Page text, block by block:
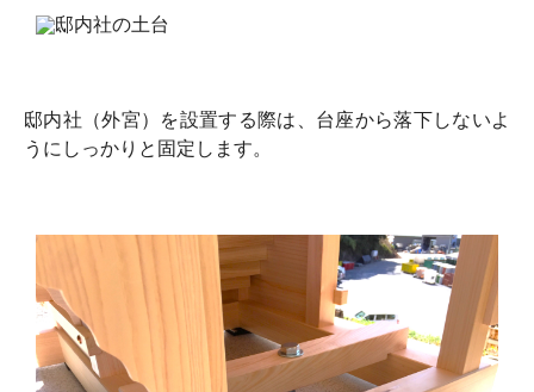
邸内社（外宮）を設置する際は、台座から落下しないよ
うにしっかりと固定します。